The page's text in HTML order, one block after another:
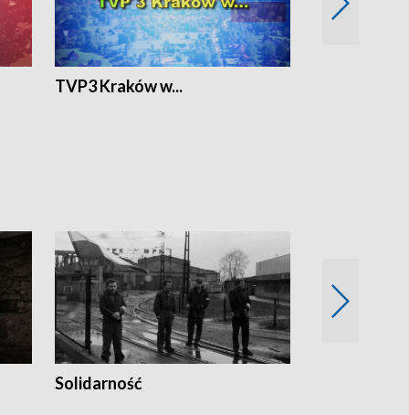
TVP3 Kraków w...
Solidarność